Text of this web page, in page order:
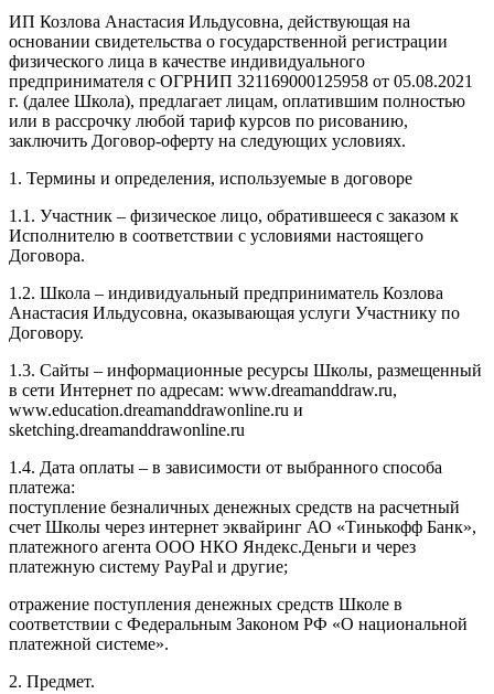
ИП Козлова Анастасия Ильдусовна, действующая на
основании свидетельства о государственной регистрации
физического лица в качестве индивидуального
предпринимателя с ОГРНИП 321169000125958 от 05.08.2021
г. (далее Школа), предлагает лицам, оплатившим полностью
или в рассрочку любой тариф курсов по рисованию,
заключить Договор-оферту на следующих условиях.
1. Термины и определения, используемые в договоре
1.1. Участник – физическое лицо, обратившееся с заказом к
Исполнителю в соответствии с условиями настоящего
Договора.
1.2. Школа – индивидуальный предприниматель Козлова
Анастасия Ильдусовна, оказывающая услуги Участнику по
Договору.
1.3. Сайты – информационные ресурсы Школы, размещенный
в сети Интернет по адресам: www.dreamanddraw.ru,
www.education.dreamanddrawonline.ru и
sketching.dreamanddrawonline.ru
1.4. Дата оплаты – в зависимости от выбранного способа
платежа:
поступление безналичных денежных средств на расчетный
счет Школы через интернет эквайринг АО «Тинькофф Банк»,
платежного агента ООО НКО Яндекс.Деньги и через
платежную систему PayPal и другие;
отражение поступления денежных средств Школе в
соответствии с Федеральным Законом РФ «О национальной
платежной системе».
2. Предмет.